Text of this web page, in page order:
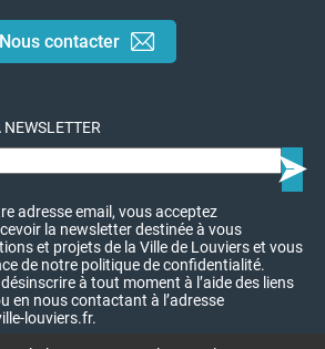
Nous contacter
adresse email, vous acceptez
la newsletter destinée à vous
et projets de la Ville de Louviers et vous
de notre politique de confidentialité.
à tout moment à l’aide des liens
en nous contactant à l’adresse
louviers.fr.